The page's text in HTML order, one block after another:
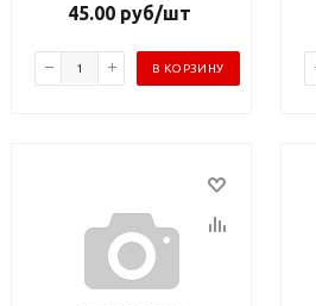
45.00 руб/шт
В КОРЗИНУ